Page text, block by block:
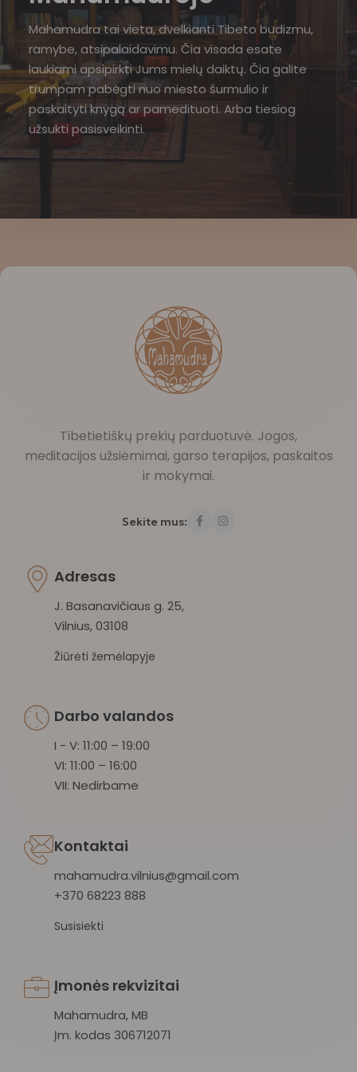
Mahamudra tai vieta, dvelkianti Tibeto budizmu,
ramybe, atsipalaidavimu. Čia visada esate
laukiami apsipirkti Jums mielų daiktų. Čia galite
trumpam pabėgti nuo miesto šurmulio ir
paskaityti knygą ar pamedituoti. Arba tiesiog
užsukti pasisveikinti.
Tibetietiškų prekių parduotuvė. Jogos,
meditacijos užsiėmimai, garso terapijos, paskaitos
ir mokymai.
Sekite mus:
Adresas
J. Basanavičiaus g. 25,
Vilnius, 03108
Žiūrėti žemėlapyje
Darbo valandos
I - V: 11:00 – 19:00
VI: 11:00 – 16:00
VII: Nedirbame
Kontaktai
mahamudra.vilnius@gmail.com
+370 68223 888
Susisiekti
Įmonės rekvizitai
Mahamudra, MB
Įm. kodas 306712071